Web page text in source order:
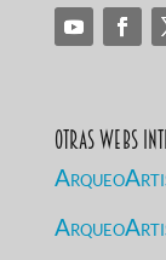
Otras Webs